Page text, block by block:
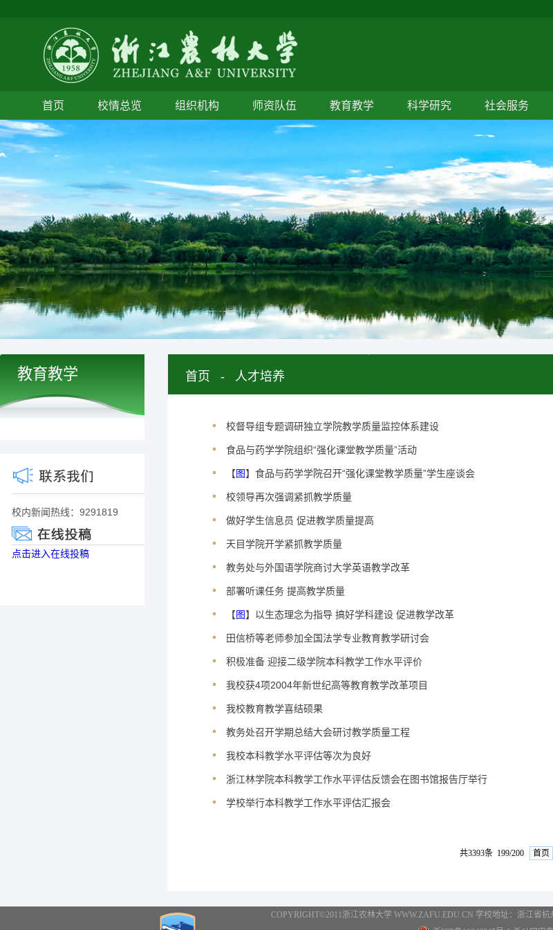
首页 校情总览 组织机构 师资队伍 教育教学 科学研究 社会服务
教育教学
校内新闻热线：9291819
点击进入在线投稿
首页 - 人才培养
校督导组专题调研独立学院教学质量监控体系建设
食品与药学学院组织“强化课堂教学质量”活动
【图】食品与药学学院召开“强化课堂教学质量”学生座谈会
校领导再次强调紧抓教学质量
做好学生信息员 促进教学质量提高
天目学院开学紧抓教学质量
教务处与外国语学院商讨大学英语教学改革
部署听课任务 提高教学质量
【图】以生态理念为指导 搞好学科建设 促进教学改革
田信桥等老师参加全国法学专业教育教学研讨会
积极准备 迎接二级学院本科教学工作水平评价
我校获4项2004年新世纪高等教育教学改革项目
我校教育教学喜结硕果
教务处召开学期总结大会研讨教学质量工程
我校本科教学水平评估等次为良好
浙江林学院本科教学工作水平评估反馈会在图书馆报告厅举行
学校举行本科教学工作水平评估汇报会
共3393条 199/200 首页
COPYRIGHT©2011浙江农林大学 WWW.ZAFU.EDU.CN 学校地址：浙江省杭